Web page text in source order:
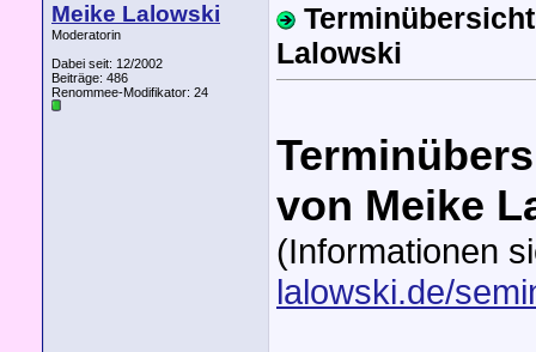
Meike Lalowski
Moderatorin
Dabei seit: 12/2002
Beiträge: 486
Renommee-Modifikator: 24
Lalowski
von Meike
(Informationen
lalowski.de/